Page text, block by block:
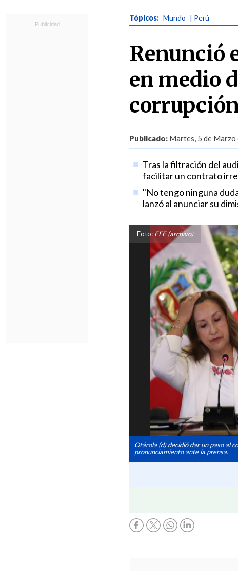
Tópicos: Mundo | Perú
Renunció
en medio
Publicado: Martes, 5 de
Tras la filtración del
facilitar un contrato
"No tengo ninguna
lanzó al anunciar su
Foto: EFE (archivo)
Otárola (d) decidió dar un paso al
pronunciamiento ante la prensa.